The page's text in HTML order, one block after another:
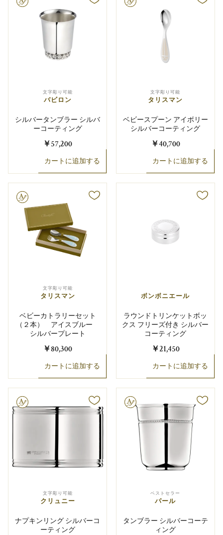
文字彫り可能
バビロン
シルバータンブラー シルバ
ーコーティング
￥57,200
カートに追加する
文字彫り可能
タリスマン
ベビースプーン アイボリー
シルバーコーティング
￥40,700
カートに追加する
文字彫り可能
タリスマン
ベビーカトラリーセット
（２本） アイスブルー
シルバープレート
￥80,300
カートに追加する
ボンボニエール
ラウンドトリンケットボッ
クス フリーズ付き シルバー
コーティング
￥21,450
カートに追加する
文字彫り可能
クリュニー
ナプキンリング シルバーコ
ーティング
文字彫り可能
ベストセラー
パール
タンブラー シルバーコーテ
ィング